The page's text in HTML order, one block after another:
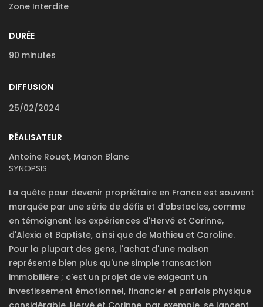
Zone Interdite
DURÉE
90 minutes
DIFFUSION
25/02/2024
RÉALISATEUR
Antoine Rouet, Manon Blanc
SYNOPSIS
La quête pour devenir propriétaire en France est souvent
marquée par une série de défis et d'obstacles, comme
en témoignent les expériences d'Hervé et Corinne,
d'Alexia et Baptiste, ainsi que de Mathieu et Caroline.
Pour la plupart des gens, l'achat d'une maison
représente bien plus qu'une simple transaction
immobilière ; c'est un projet de vie exigeant un
investissement émotionnel, financier et parfois physique